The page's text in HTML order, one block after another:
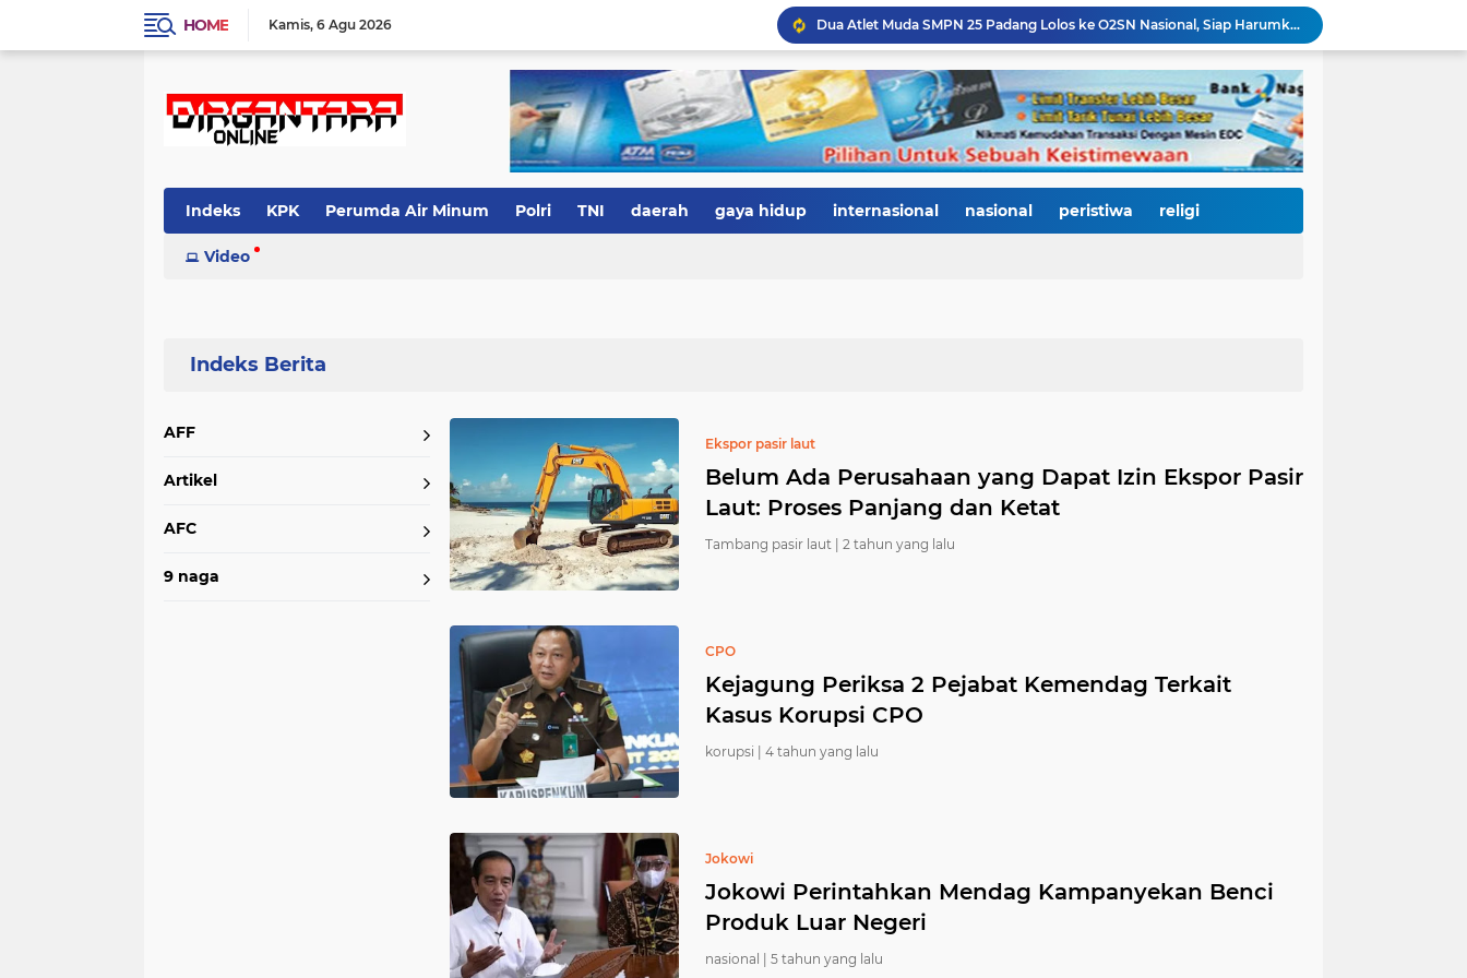
HOME Kamis 6 Agu 2026
Dua Atlet Muda SMPN 25 Padang Lolos ke O2SN Nasional, Siap Harumkan Nama Sumatera Barat
38 Tahun Bersaudara, Padang dan Hildesheim Perkuat Kerja Sama: Fokus Pulihkan Batang Arau, Kembangkan Pariwisata Hijau hingga SDM Berkelas Dunia
Pemko Padang Perkuat Sinergi dengan APPMBGI, Targetkan Kota Percontohan Nasional Program Makan Bergizi Gratis
Sestama BNPB Tinjau Lokasi Banjir Bandang di Kuranji, Pemko Padang Harapkan Dukungan Percepatan Penanganan dan Rehabilitasi Pascabencana
Zigo Rolando Tinjau Pembangunan IPA Taban III, Perkuat Komitmen Hadirkan Layanan Air Bersih Andal bagi Warga Padang
Menyemaikan Ketangguhan dari Hulu: Ekspedisi Andalas 2026 Perkuat Mitigasi Bencana dan Hijaukan Muaro Sungai Lolo untuk Lindungi Generasi Masa Depan
Gerak Cepat Pascabanjir, Tim TRC PUPR Kerahkan Alat Berat Bersihkan Lumpur di Sejumlah Titik Kota Padang
Indeks KPK Perumda Air Minum Polri TNI daerah gaya hidup internasional nasional peristiwa religi
Video
AFF
Artikel
AFC
9 naga
Ekspor pasir laut
Belum Ada Perusahaan yang Dapat Izin Ekspor Pasir
Laut: Proses Panjang dan Ketat
Tambang pasir laut | 2 tahun yang lalu
CPO
Kejagung Periksa 2 Pejabat Kemendag Terkait
Kasus Korupsi CPO
korupsi | 4 tahun yang lalu
Jokowi
Jokowi Perintahkan Mendag Kampanyekan Benci
Produk Luar Negeri
nasional | 5 tahun yang lalu